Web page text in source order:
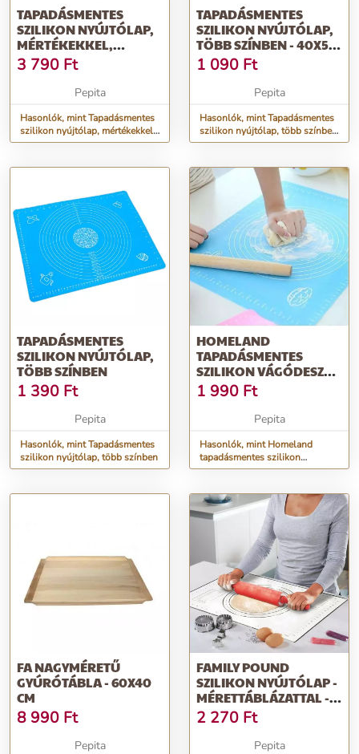
TAPADÁSMENTES
SZILIKON NYÚJTÓLAP,
MÉRTÉKEKKEL,
SZÁMOZOTT
FELÜLETTEL
3 790 Ft
Pepita
Hasonlók, mint Tapadásmentes
szilikon nyújtólap, mértékekkel,
számozott felülettel
TAPADÁSMENTES
SZILIKON NYÚJTÓLAP,
TÖBB SZÍNBEN - 40X50
CM
1 090 Ft
Pepita
Hasonlók, mint Tapadásmentes
szilikon nyújtólap, több színben
- 40x50 cm
TAPADÁSMENTES
SZILIKON NYÚJTÓLAP,
TÖBB SZÍNBEN
1 390 Ft
Pepita
Hasonlók, mint Tapadásmentes
szilikon nyújtólap, több színben
HOMELAND
TAPADÁSMENTES
SZILIKON VÁGÓDESZKA
KÉK ÉS PINK NDG-
DE709
1 990 Ft
Pepita
Hasonlók, mint Homeland
tapadásmentes szilikon
vágódeszka kék és pink NDG-
FA NAGYMÉRETŰ
GYÚRÓTÁBLA - 60X40
CM
8 990 Ft
Pepita
FAMILY POUND
SZILIKON NYÚJTÓLAP -
MÉRETTÁBLÁZATTAL -
60 X 40 CM (...
2 270 Ft
Pepita